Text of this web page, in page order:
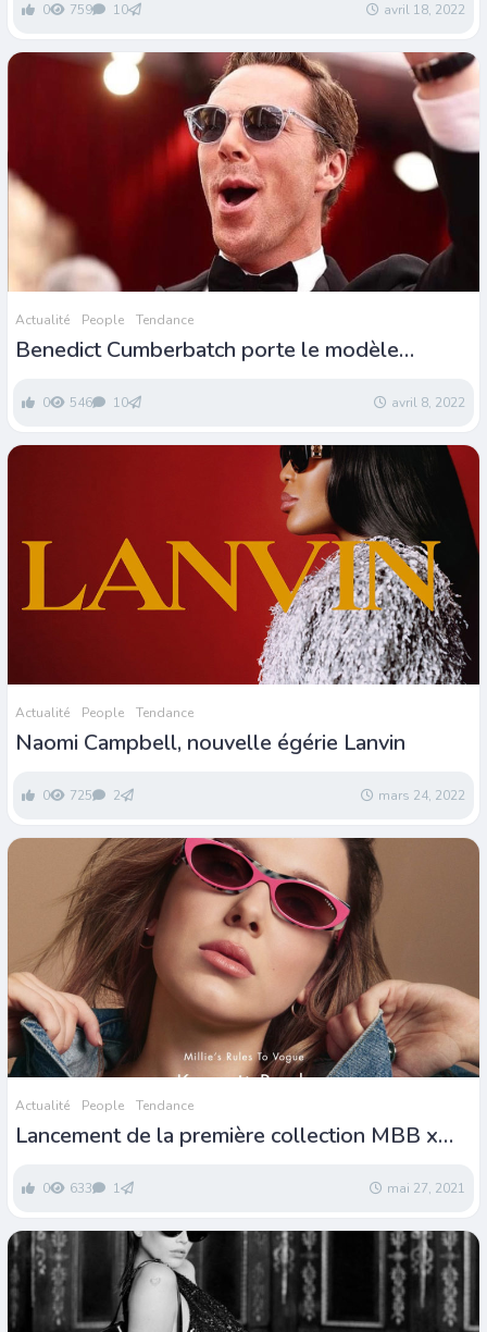
0 759 10 avril 18, 2022
Actualité People Tendance
Benedict Cumberbatch porte le modèle
0 546 10 avril 8, 2022
Actualité People Tendance
Naomi Campbell, nouvelle égérie Lanvin
0 725 2 mars 24, 2022
Actualité People Tendance
Lancement de la première collection MBB x
0 633 1 mai 27, 2021